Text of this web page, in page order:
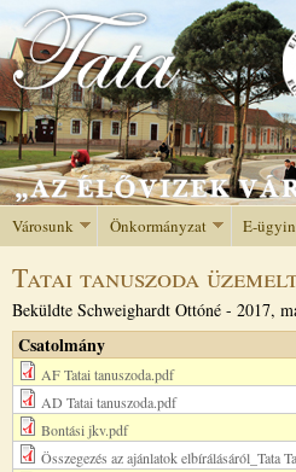
Jump to
Városunk Önkormányzat E-
Tatai tanuszoda
Beküldte Schweighardt Ottóné - 2017,
Csatolmány
AF Tatai tanuszoda.pdf
AD Tatai tanuszoda.pdf
Bontási jkv.pdf
Összegezés az ajánlatok elbírálásáról_Tata